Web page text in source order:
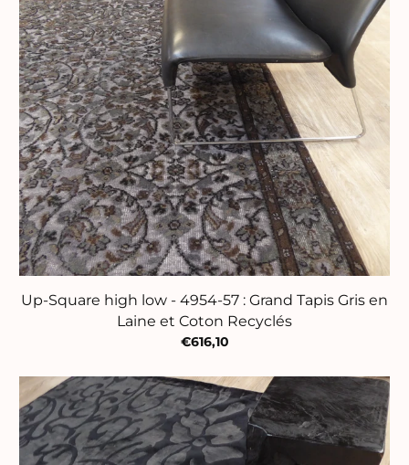
Up-Square high low - 4954-57 : Grand Tapis Gris en
Laine et Coton Recyclés
€616,10